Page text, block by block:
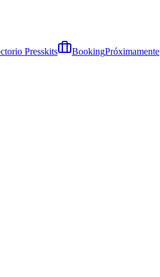
Presskits BookingPróximamente